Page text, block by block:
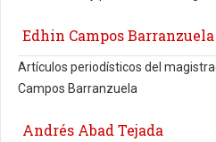
Edhin Campos Barranzuela
Artículos periodísticos del
Campos Barranzuela
Andrés Abad Tejada